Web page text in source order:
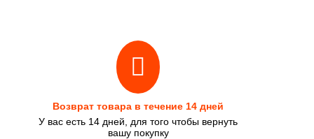
Возврат товара в течение 14 дней
У вас есть 14 дней, для того чтобы вернуть
вашу покупку